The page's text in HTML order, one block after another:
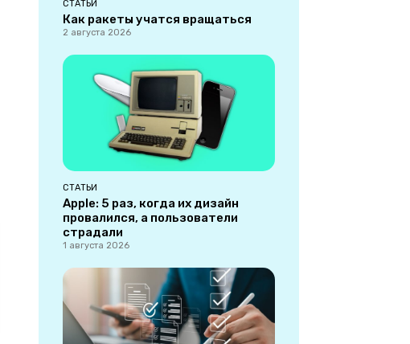
СТАТЬИ
Как ракеты учатся вращаться
2 августа 2026
СТАТЬИ
Apple: 5 раз, когда их дизайн
провалился, а пользователи
страдали
1 августа 2026